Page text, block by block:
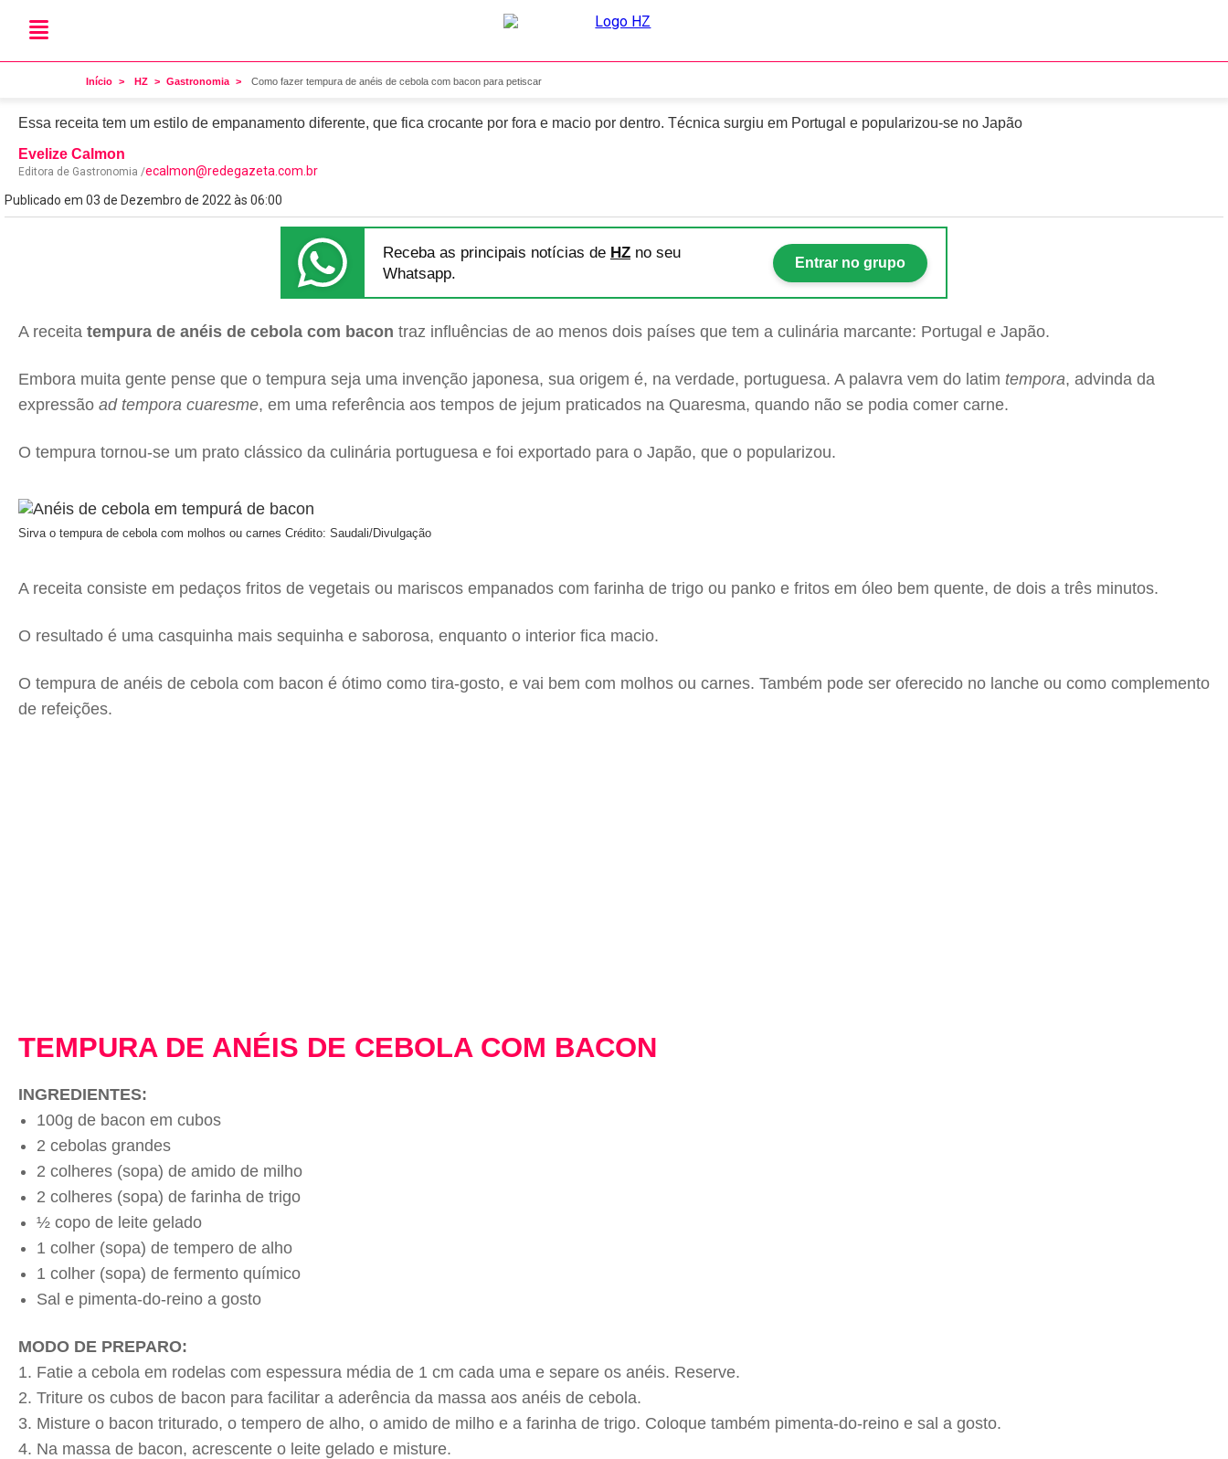
Início HZ Gastronomia Como fazer tempura de anéis de cebola com bacon para petiscar
Viciante
Como fazer tempura de anéis de cebola com bacon para petiscar
Essa receita tem um estilo de empanamento diferente, que fica crocante por fora e macio por dentro. Técnica surgiu em Portugal e popularizou-se no Japão
Evelize Calmon
Editora de Gastronomia /ecalmon@redegazeta.com.br
Publicado em 03 de Dezembro de 2022 às 06:00
Receba as principais notícias de HZ no seu
Whatsapp.
Entrar no grupo
A receita tempura de anéis de cebola com bacon traz influências de ao menos dois países que tem a culinária marcante: Portugal e Japão.
Embora muita gente pense que o tempura seja uma invenção japonesa, sua origem é, na verdade, portuguesa. A palavra vem do latim tempora, advinda da
expressão ad tempora cuaresme, em uma referência aos tempos de jejum praticados na Quaresma, quando não se podia comer carne.
O tempura tornou-se um prato clássico da culinária portuguesa e foi exportado para o Japão, que o popularizou.
Sirva o tempura de cebola com molhos ou carnes Crédito: Saudali/Divulgação
A receita consiste em pedaços fritos de vegetais ou mariscos empanados com farinha de trigo ou panko e fritos em óleo bem quente, de dois a três minutos.
O resultado é uma casquinha mais sequinha e saborosa, enquanto o interior fica macio.
O tempura de anéis de cebola com bacon é ótimo como tira-gosto, e vai bem com molhos ou carnes. Também pode ser oferecido no lanche ou como complemento
de refeições.
TEMPURA DE ANÉIS DE CEBOLA COM BACON
INGREDIENTES:
100g de bacon em cubos
2 cebolas grandes
2 colheres (sopa) de amido de milho
2 colheres (sopa) de farinha de trigo
½ copo de leite gelado
1 colher (sopa) de tempero de alho
1 colher (sopa) de fermento químico
Sal e pimenta-do-reino a gosto
MODO DE PREPARO:
Fatie a cebola em rodelas com espessura média de 1 cm cada uma e separe os anéis. Reserve.
Triture os cubos de bacon para facilitar a aderência da massa aos anéis de cebola.
Misture o bacon triturado, o tempero de alho, o amido de milho e a farinha de trigo. Coloque também pimenta-do-reino e sal a gosto.
Na massa de bacon, acrescente o leite gelado e misture.